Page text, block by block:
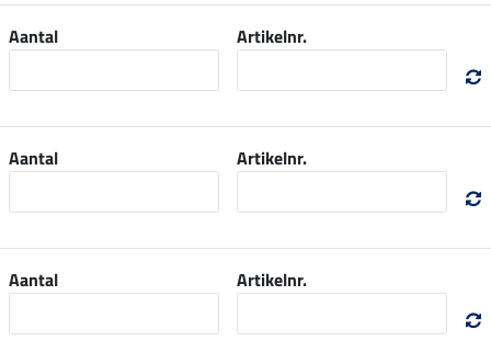
Aantal Artikelnr.
Aantal Artikelnr.
Aantal Artikelnr.